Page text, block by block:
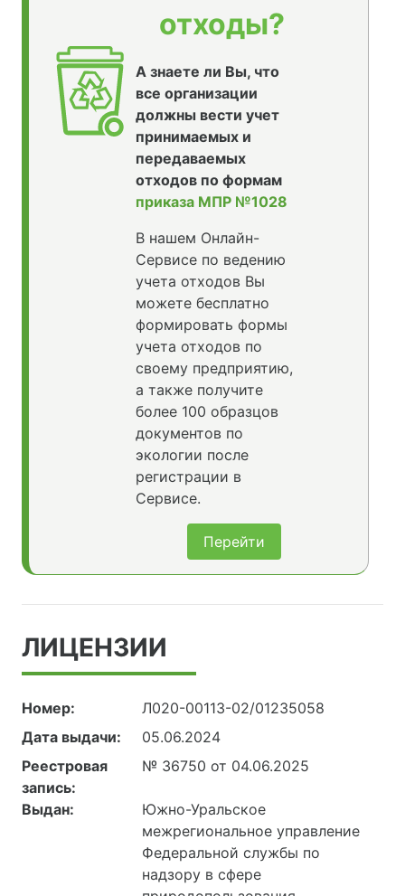
отходы?
А знаете ли Вы, что
все организации
должны вести учет
принимаемых и
передаваемых
отходов по формам
приказа МПР №1028
В нашем Онлайн-
Сервисе по ведению
учета отходов Вы
можете бесплатно
формировать формы
учета отходов по
своему предприятию,
а также получите
более 100 образцов
документов по
экологии после
регистрации в
Сервисе.
Перейти
ЛИЦЕНЗИИ
Номер:
Л020-00113-02/01235058
Дата выдачи:
05.06.2024
Реестровая
запись:
№ 36750 от 04.06.2025
Выдан:
Южно-Уральское
межрегиональное управление
Федеральной службы по
надзору в сфере